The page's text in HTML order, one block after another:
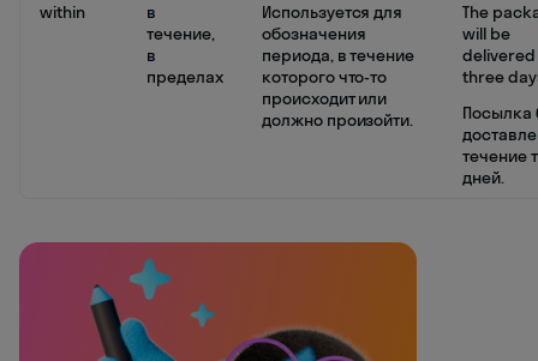
within
в
течение,
в
пределах
Используется для
обозначения
периода, в течение
которого что-то
происходит или
должно произойти.
The
will be
three
Посылка
течение
дней.